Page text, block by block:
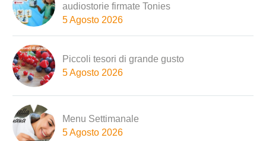
audiostorie firmate Tonies
5 Agosto 2026
Piccoli tesori di grande gusto
5 Agosto 2026
Menu Settimanale
5 Agosto 2026